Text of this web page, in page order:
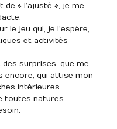
de « l’ajusté », je me
le jeu qui, je l’espère,
et activités
surprises, que me
encore, qui attise mon
intérieures.
toutes natures